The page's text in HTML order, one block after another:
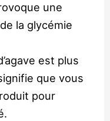
une
la glycémie
est plus
que vous
pour